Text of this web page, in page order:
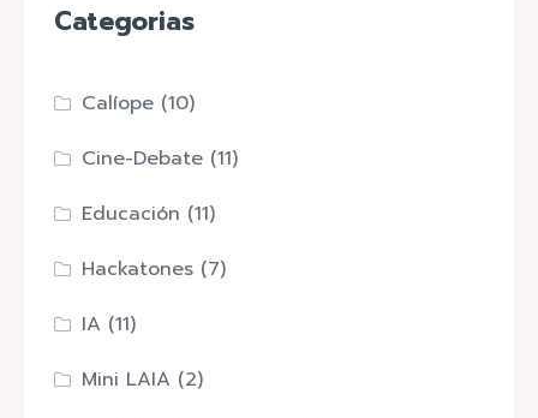
Categorias
Calíope (10)
Cine-Debate (11)
Educación (11)
Hackatones (7)
IA (11)
Mini LAIA (2)